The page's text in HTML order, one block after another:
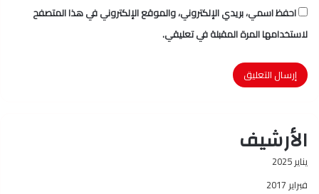
احفظ اسمي، بريدي الإلكتروني، والموقع الإلكتروني في هذا المتصفح
لاستخدامها المرة المقبلة في تعليقي.
الأرشيف
يناير 2025
فبراير 2017